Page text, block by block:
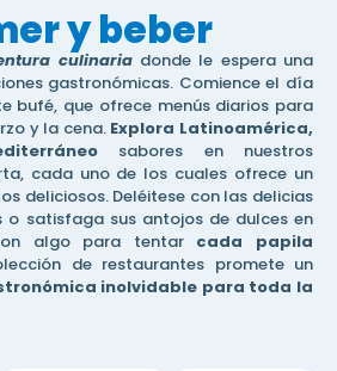
y beber
culinaria donde le espera una
gastronómicas. Comience el día
bufé, que ofrece menús diarios para
y la cena. Explora Latinoamérica,
sabores en nuestros
cada uno de los cuales ofrece un
deliciosos. Deléitese con las delicias
o satisfaga sus antojos de dulces en
algo para tentar cada papila
de restaurantes promete un
inolvidable para toda la